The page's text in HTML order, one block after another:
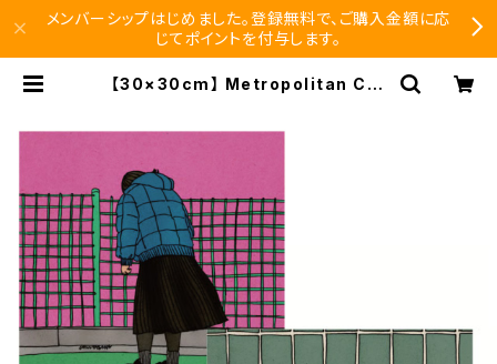
メンバーシップはじめました。登録無料で、ご購入金額に応
じてポイントを付与します。
【30×30cm】 Metropolitan Cro
めがね拭き | SEISHIDO